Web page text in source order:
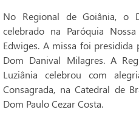
No Regional de Goiânia, o
celebrado na Paróquia
Edwiges. A missa foi
Dom Danival Milagres. A
Luziânia celebrou com
Consagrada, na Catedral de
Dom Paulo Cezar Costa.